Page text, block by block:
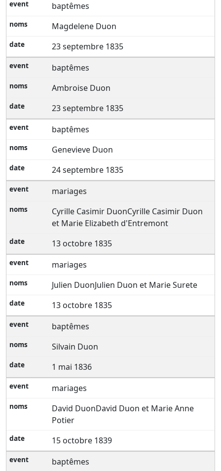
baptêmes
Magdelene Duon
23 septembre 1835
baptêmes
Ambroise Duon
23 septembre 1835
baptêmes
Genevieve Duon
24 septembre 1835
mariages
Cyrille Casimir DuonCyrille Casimir Duon
et Marie Elizabeth d'Entremont
13 octobre 1835
mariages
Julien DuonJulien Duon et Marie Surete
13 octobre 1835
baptêmes
Silvain Duon
1 mai 1836
mariages
David DuonDavid Duon et Marie Anne
Potier
15 octobre 1839
baptêmes